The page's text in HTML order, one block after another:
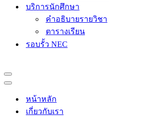
บริการนักศึกษา
คำอธิบายรายวิชา
ตารางเรียน
รอบรั้ว NEC
Navigation
Menu
Navigation
หน้าหลัก
เกี่ยวกับเรา